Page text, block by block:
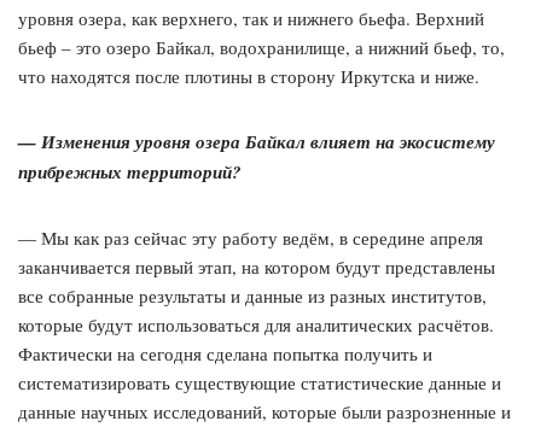
уровня озера, как верхнего, так и нижнего бьефа. Верхний
бьеф – это озеро Байкал, водохранилище, а нижний бьеф, то,
что находятся после плотины в сторону Иркутска и ниже.
— Изменения уровня озера Байкал влияет на экосистему
прибрежных территорий?
— Мы как раз сейчас эту работу ведём, в середине апреля
заканчивается первый этап, на котором будут представлены
все собранные результаты и данные из разных институтов,
которые будут использоваться для аналитических расчётов.
Фактически на сегодня сделана попытка получить и
систематизировать существующие статистические данные и
данные научных исследований, которые были разрозненные и